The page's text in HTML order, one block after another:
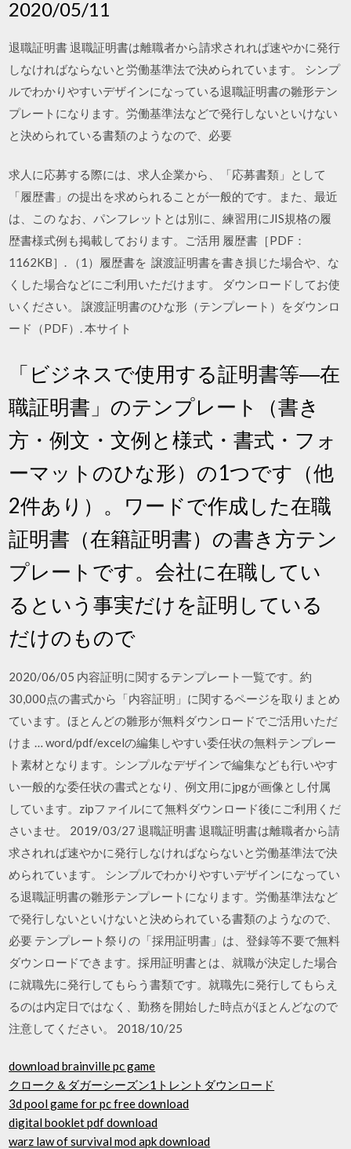
2020/05/11
退職証明書 退職証明書は離職者から請求されれば速やかに発行
しなければならないと労働基準法で決められています。 シンプ
ルでわかりやすいデザインになっている退職証明書の雛形テン
プレートになります。労働基準法などで発行しないといけない
と決められている書類のようなので、必要
求人に応募する際には、求人企業から、「応募書類」として
「履歴書」の提出を求められることが一般的です。また、最近
は、この なお、パンフレットとは別に、練習用にJIS規格の履
歴書様式例も掲載しております。ご活用 履歴書［PDF：
1162KB］. （1）履歴書を 譲渡証明書を書き損じた場合や、な
くした場合などにご利用いただけます。 ダウンロードしてお使
いください。 譲渡証明書のひな形（テンプレート）をダウンロ
ード（PDF）. 本サイト
「ビジネスで使用する証明書等―在
職証明書」のテンプレート（書き
方・例文・文例と様式・書式・フォ
ーマットのひな形）の1つです（他
2件あり）。ワードで作成した在職
証明書（在籍証明書）の書き方テン
プレートです。会社に在職してい
るという事実だけを証明している
だけのもので
2020/06/05 内容証明に関するテンプレート一覧です。約
30,000点の書式から「内容証明」に関するページを取りまとめ
ています。ほとんどの雛形が無料ダウンロードでご活用いただ
けま … word/pdf/excelの編集しやすい委任状の無料テンプレー
ト素材となります。シンプルなデザインで編集なども行いやす
い一般的な委任状の書式となり、例文用にjpgが画像とし付属
しています。zipファイルにて無料ダウンロード後にご利用くだ
さいませ。 2019/03/27 退職証明書 退職証明書は離職者から請
求されれば速やかに発行しなければならないと労働基準法で決
められています。 シンプルでわかりやすいデザインになってい
る退職証明書の雛形テンプレートになります。労働基準法など
で発行しないといけないと決められている書類のようなので、
必要 テンプレート祭りの「採用証明書」は、登録等不要で無料
ダウンロードできます。採用証明書とは、就職が決定した場合
に就職先に発行してもらう書類です。就職先に発行してもらえ
るのは内定日ではなく、勤務を開始した時点がほとんどなので
注意してください。 2018/10/25
download brainville pc game
クローク＆ダガーシーズン1トレントダウンロード
3d pool game for pc free download
digital booklet pdf download
warz law of survival mod apk download